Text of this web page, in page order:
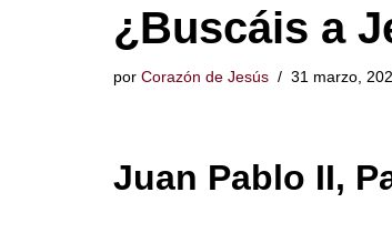
¿Buscáis a
por Corazón de Jesús 31 marzo,
Juan Pablo II,